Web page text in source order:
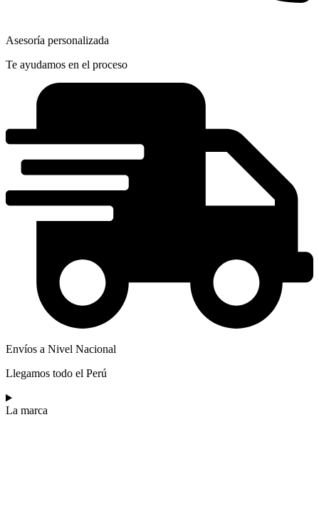
Asesoría personalizada
Te ayudamos en el proceso
Envíos a Nivel Nacional
Llegamos todo el Perú
La marca​